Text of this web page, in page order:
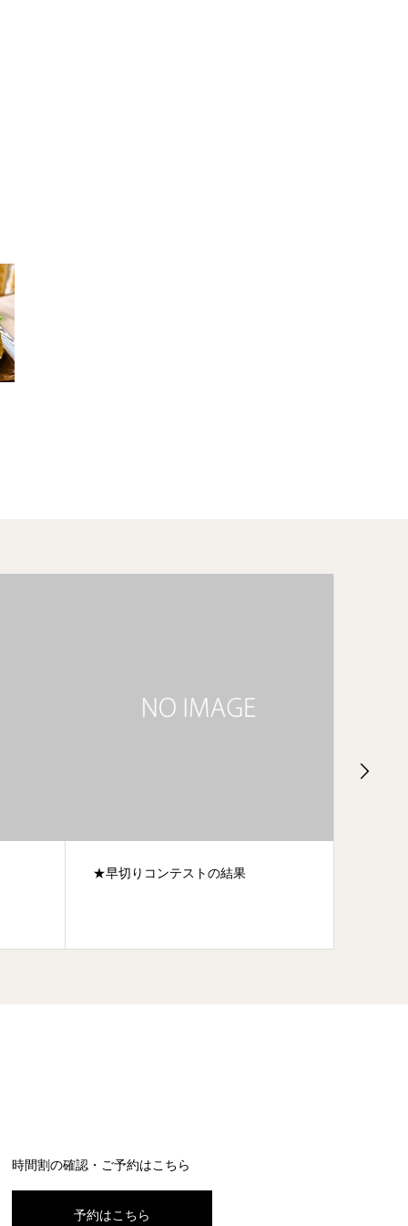
★出張講習会
時間割の確認・ご予約はこちら
予約はこちら